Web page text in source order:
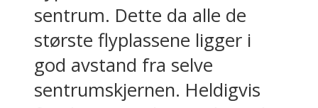
sentrum. Dette da alle de
største flyplassene ligger i
god avstand fra selve
sentrumskjernen. Heldigvis